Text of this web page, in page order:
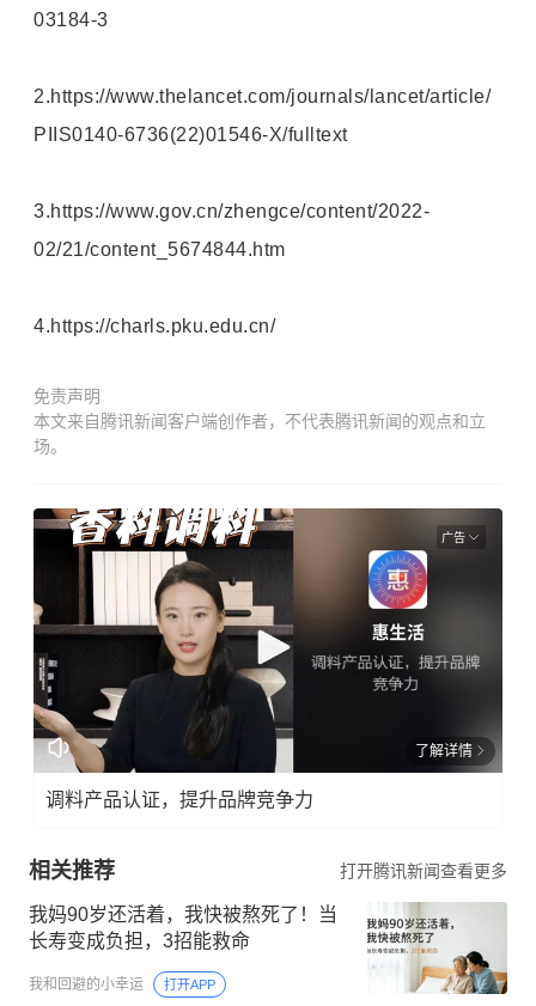
03184-3
2.https://www.thelancet.com/journals/lancet/article/
PIIS0140-6736(22)01546-X/fulltext
3.https://www.gov.cn/zhengce/content/2022-
02/21/content_5674844.htm
4.https://charls.pku.edu.cn/
免责声明
本文来自腾讯新闻客户端创作者，不代表腾讯新闻的观点和立
场。
广告
了解详情
调料产品认证，提升品牌竞争力
相关推荐 打开腾讯新闻查看更多
我妈90岁还活着，我快被熬死了！当
长寿变成负担，3招能救命
我和回避的小幸运 打开APP